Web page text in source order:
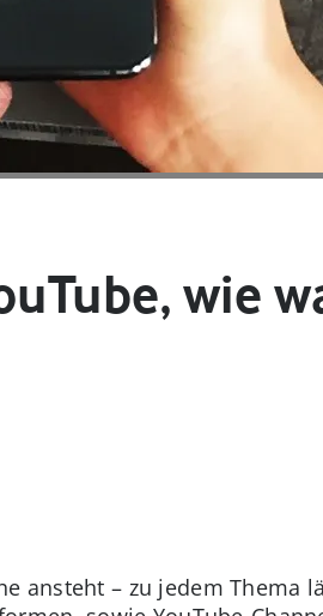
wie
ansteht – zu jedem Thema